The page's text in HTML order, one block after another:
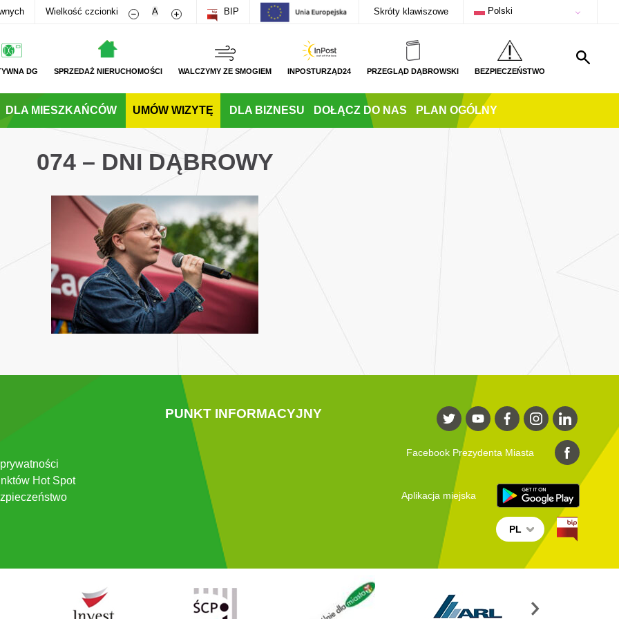
Wielkość czcionki Zmniejsz rozmiar czcionki
A Zwiększ rozmiar czcionki
BIP Skróty klawiszowe Polski
DG SPRZEDAŻ NIERUCHOMOŚCI WALCZYMY ZE SMOGIEM INPOSTURZĄD24 PRZEGLĄD DĄBROWSKI BEZPIECZEŃSTWO
DLA MIESZKAŃCÓW UMÓW WIZYTĘ DLA BIZNESU DOŁĄCZ DO NAS PLAN OGÓLNY
074 – DNI DĄBROWY
Hot Spot
PUNKT INFORMACYJNY
Facebook Prezydenta Miasta
Aplikacja miejska
PL